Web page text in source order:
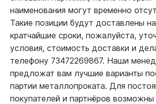
наименования могут временно
Такие позиции будут доставлены
кратчайшие сроки, пожалуйста,
условия, стоимость доставки и
телефону 73472269867. Наши
предложат вам лучшие варианты
партии металлопроката. Для
покупателей и партнёров возможны